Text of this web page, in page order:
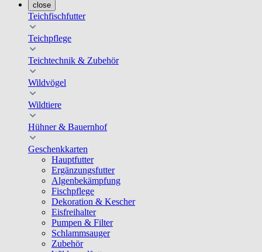
close
Teichfischfutter
Teichpflege
Teichtechnik & Zubehör
Wildvögel
Wildtiere
Hühner & Bauernhof
Geschenkkarten
Hauptfutter
Ergänzungsfutter
Algenbekämpfung
Fischpflege
Dekoration & Kescher
Eisfreihalter
Pumpen & Filter
Schlammsauger
Zubehör